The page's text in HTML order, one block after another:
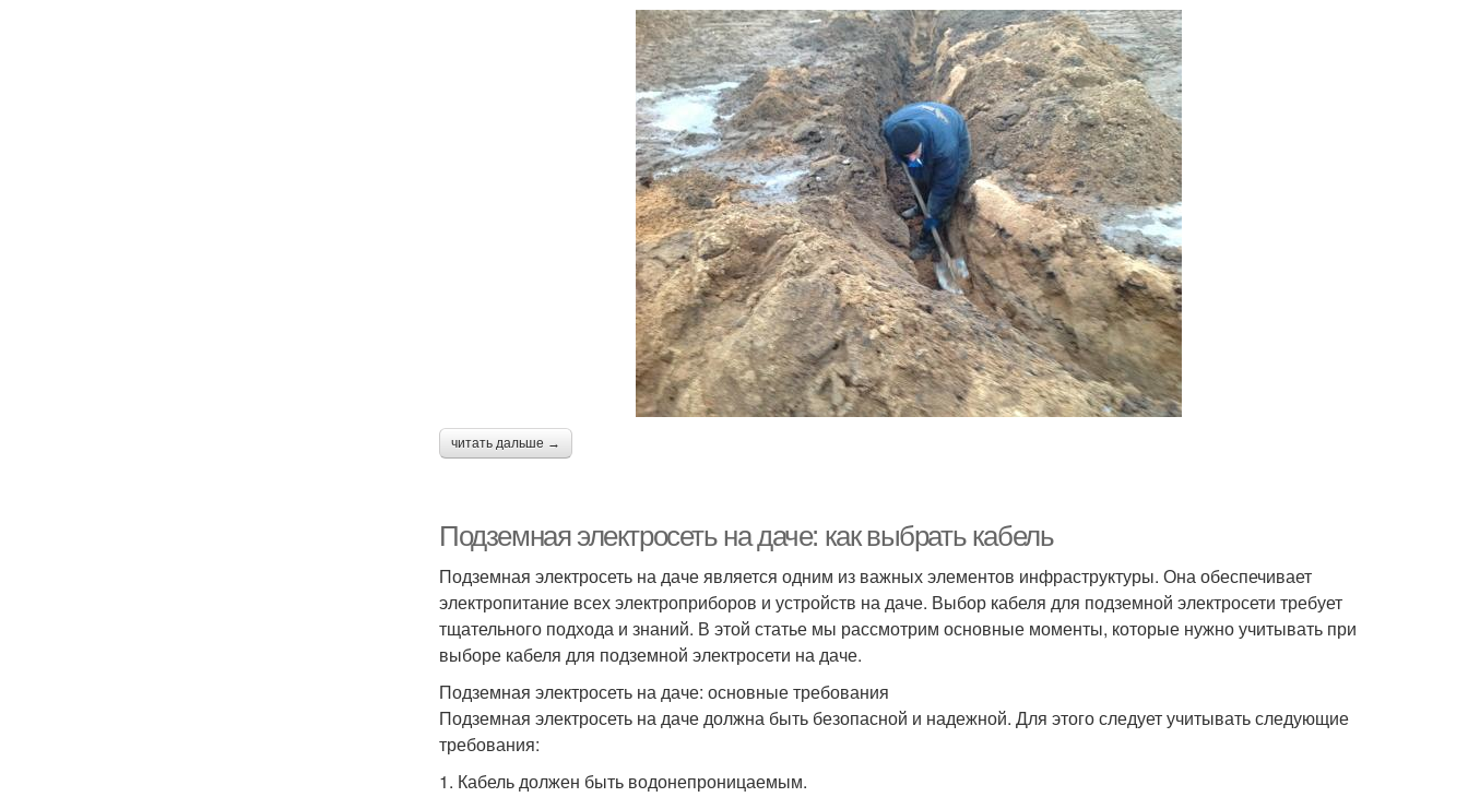
читать дальше →
Подземная электросеть на даче: как выбрать кабель
Подземная электросеть на даче является одним из важных элементов инфраструктуры. Она обеспечивает
электропитание всех электроприборов и устройств на даче. Выбор кабеля для подземной электросети требует
тщательного подхода и знаний. В этой статье мы рассмотрим основные моменты, которые нужно учитывать при
выборе кабеля для подземной электросети на даче.
Подземная электросеть на даче: основные требования
Подземная электросеть на даче должна быть безопасной и надежной. Для этого следует учитывать следующие
требования:
1. Кабель должен быть водонепроницаемым.